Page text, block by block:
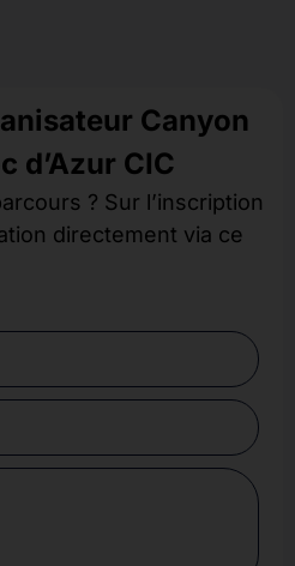
Canyon
d’Azur CIC
? Sur l’inscription
directement via ce